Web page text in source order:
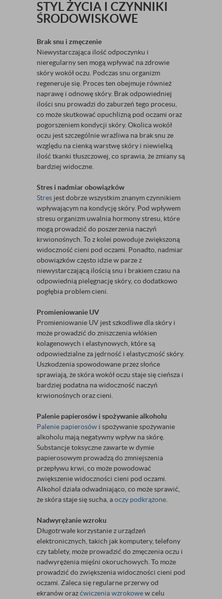
STYL ŻYCIA I CZYNNIKI
ŚRODOWISKOWE
Brak snu i zmęczenie
Niewystarczająca ilość odpoczynku i
nieregularny sen mogą wpływać na zdrowie
skóry wokół oczu. Podczas snu organizm
regeneruje się. Proces ten obejmuje również
naprawę i odnowę skóry. Brak odpowiedniej
ilości snu prowadzi do zaburzeń tego procesu,
co może skutkować opuchlizną pod oczami oraz
pogorszeniem kondycji skóry. Okolica wokół
oczu jest szczególnie wrażliwa na brak snu ze
względu na cienką warstwę skóry i niewielką
ilość tkanki tłuszczowej, co sprawia, że zmiany są
bardziej widoczne.
Stres i nadmiar obowiązków
Stres jest dobrze wszystkim znanym czynnikiem
wpływającym na kondycję skóry. Pod wpływem
stresu organizm uwalnia hormony stresu, które
mogą prowadzić do poszerzenia naczyń
krwionośnych. To z kolei powoduje zwiększoną
widoczność cieni pod oczami. Ponadto, nadmiar
obowiązków często idzie w parze z
niewystarczającą ilością snu i brakiem czasu na
odpowiednią pielęgnację skóry, co dodatkowo
pogłębia problem cieni.
Promieniowanie UV
Promieniowanie UV jest szkodliwe dla skóry i
może prowadzić do zniszczenia włókien
kolagenowych i elastynowych, które są
odpowiedzialne za jędrność i elastyczność skóry.
Uszkodzenia spowodowane przez słońce
sprawiają, że skóra wokół oczu staje się cieńsza i
bardziej podatna na widoczność naczyń
krwionośnych oraz cieni.
Palenie papierosów i spożywanie alkoholu
Palenie papierosów i spożywanie spożywanie
alkoholu mają negatywny wpływ na skórę.
Substancje toksyczne zawarte w dymie
papierosowym prowadzą do zmniejszenia
przepływu krwi, co może powodować
zwiększenie widoczności cieni pod oczami.
Alkohol działa odwadniająco, co może sprawić,
że skóra staje się sucha, aoczy podkrążone
Nadwyrężanie wzroku
Długotrwałe korzystanie z urządzeń
elektronicznych, takich jak komputery, telefony
czy tablety, może prowadzić do zmęczenia oczu i
nadwyrężenia mięśni okoruchowych. To może
prowadzić do zwiększenia widoczności cieni pod
oczami. Zaleca się regularne przerwy od
ekranów orazćwiczenia wzrokowew celu